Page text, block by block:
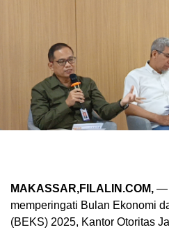
MAKASSAR,FILALIN.COM, —
memperingati Bulan Ekonomi
(BEKS) 2025, Kantor Otoritas